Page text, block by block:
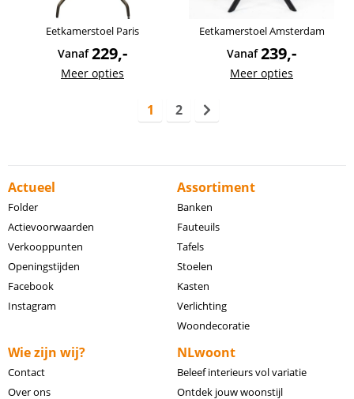
Eetkamerstoel Paris
Vanaf229,-
Meer opties
Eetkamerstoel Amsterdam
Vanaf239,-
Meer opties
1 2
Actueel
Folder
Actievoorwaarden
Verkooppunten
Openingstijden
Facebook
Instagram
Assortiment
Banken
Fauteuils
Tafels
Stoelen
Kasten
Verlichting
Woondecoratie
Wie zijn wij?
Contact
Over ons
NLwoont
Beleef interieurs vol variatie
Ontdek jouw woonstijl